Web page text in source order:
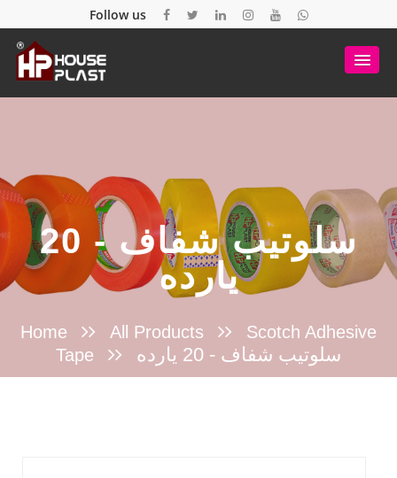
Follow us
سلوتيب شفاف - 20
يارده
Home All Products
Scotch Adhesive
Tape
سلوتيب شفاف - 20 يارده